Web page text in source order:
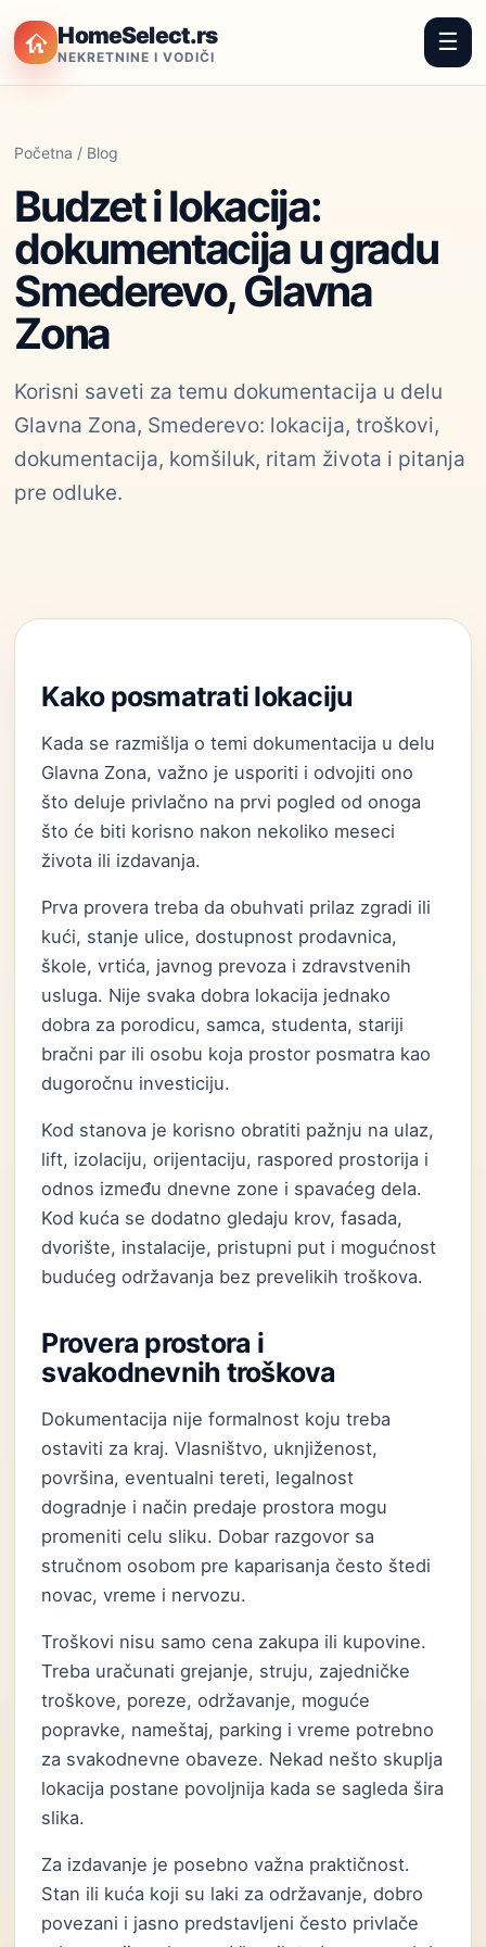
HomeSelect.rs
NEKRETNINE I VODIČI
☰
Početna / Blog
Budzet i lokacija:
dokumentacija u gradu
Smederevo, Glavna
Zona
Korisni saveti za temu dokumentacija u delu
Glavna Zona, Smederevo: lokacija, troškovi,
dokumentacija, komšiluk, ritam života i pitanja
pre odluke.
Kako posmatrati lokaciju
Kada se razmišlja o temi dokumentacija u delu
Glavna Zona, važno je usporiti i odvojiti ono
što deluje privlačno na prvi pogled od onoga
što će biti korisno nakon nekoliko meseci
života ili izdavanja.
Prva provera treba da obuhvati prilaz zgradi ili
kući, stanje ulice, dostupnost prodavnica,
škole, vrtića, javnog prevoza i zdravstvenih
usluga. Nije svaka dobra lokacija jednako
dobra za porodicu, samca, studenta, stariji
bračni par ili osobu koja prostor posmatra kao
dugoročnu investiciju.
Kod stanova je korisno obratiti pažnju na ulaz,
lift, izolaciju, orijentaciju, raspored prostorija i
odnos između dnevne zone i spavaćeg dela.
Kod kuća se dodatno gledaju krov, fasada,
dvorište, instalacije, pristupni put i mogućnost
budućeg održavanja bez prevelikih troškova.
Provera prostora i
svakodnevnih troškova
Dokumentacija nije formalnost koju treba
ostaviti za kraj. Vlasništvo, uknjiženost,
površina, eventualni tereti, legalnost
dogradnje i način predaje prostora mogu
promeniti celu sliku. Dobar razgovor sa
stručnom osobom pre kaparisanja često štedi
novac, vreme i nervozu.
Troškovi nisu samo cena zakupa ili kupovine.
Treba uračunati grejanje, struju, zajedničke
troškove, poreze, održavanje, moguće
popravke, nameštaj, parking i vreme potrebno
za svakodnevne obaveze. Nekad nešto skuplja
lokacija postane povoljnija kada se sagleda šira
slika.
Za izdavanje je posebno važna praktičnost.
Stan ili kuća koji su laki za održavanje, dobro
povezani i jasno predstavljeni često privlače